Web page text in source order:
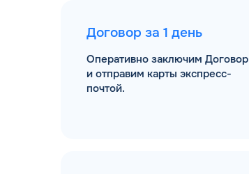
Договор за 1 день
Оперативно заключим Договор
и отправим карты экспресс-
почтой.